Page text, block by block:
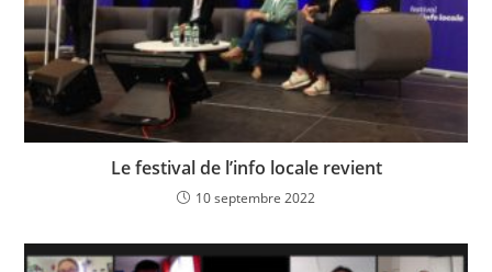
Le festival de l’info locale revient
10 septembre 2022